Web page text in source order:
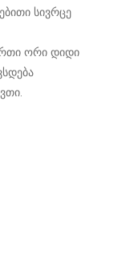
სივრცე
ორი დიდი